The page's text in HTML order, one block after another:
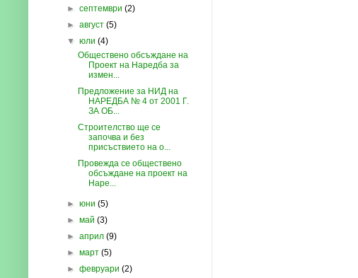
►септември(2)
►август(5)
▼юли(4)
Обществено обсъждане на
Проект на Наредба за
измен...
Предложение за НИД на
НАРЕДБА № 4 от 2001 Г.
ЗА ОБ...
Строителство ще се
започва и без
присъствието на о...
Провежда се обществено
обсъждане на проект на
Наре...
►юни(5)
►май(3)
►април(9)
►март(5)
►февруари(2)